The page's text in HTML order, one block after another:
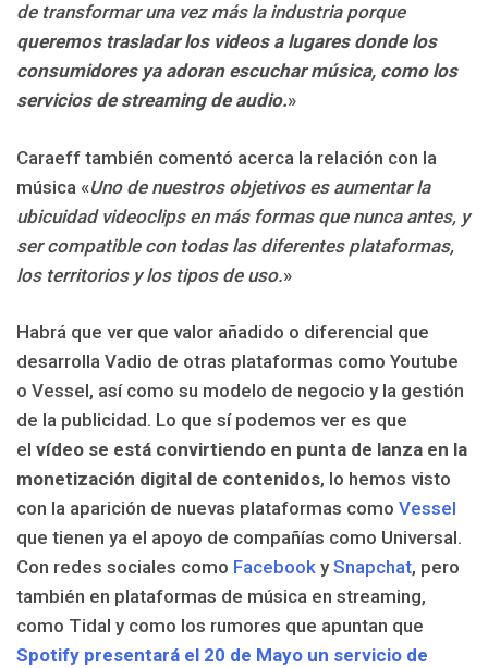
de transformar una vez más la industria porque
queremos trasladar los videos a lugares donde los
consumidores ya adoran escuchar música, como los
servicios de streaming de audio.»
Caraeff también comentó acerca la relación con la
música «Uno de nuestros objetivos es aumentar la
ubicuidad videoclips en más formas que nunca antes, y
ser compatible con todas las diferentes plataformas,
los territorios y los tipos de uso.»
Habrá que ver que valor añadido o diferencial que
desarrolla Vadio de otras plataformas como Youtube
o Vessel, así como su modelo de negocio y la gestión
de la publicidad. Lo que sí podemos ver es que
el vídeo se está convirtiendo en punta de lanza en la
monetización digital de contenidos, lo hemos visto
con la aparición de nuevas plataformas como Vessel
que tienen ya el apoyo de compañías como Universal.
Con redes sociales como Facebook ySnapchat, pero
también en plataformas de música en streaming,
como Tidal y como los rumores que apuntan que
Spotify presentará el 20 de Mayo un servicio de